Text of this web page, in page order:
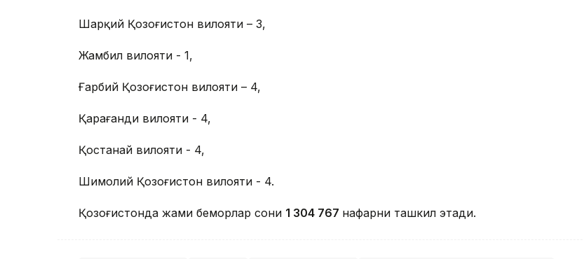
Шарқий Қозоғистон вилояти – 3,
Жамбил вилояти - 1,
Ғарбий Қозоғистон вилояти – 4,
Қарағанди вилояти - 4,
Қостанай вилояти - 4,
Шимолий Қозоғистон вилояти - 4.
Қозоғистонда жами беморлар сони 1 304 767 нафарни ташкил этади.